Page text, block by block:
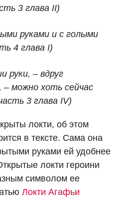
3 глава II)
руками и с голыми
4 глава I)
руки, – вдруг
– можно хоть сейчас
3 глава IV)
локти, об этом
в тексте. Сама она
руками ей удобнее
локти героини
символом ее
Локти Агафьи